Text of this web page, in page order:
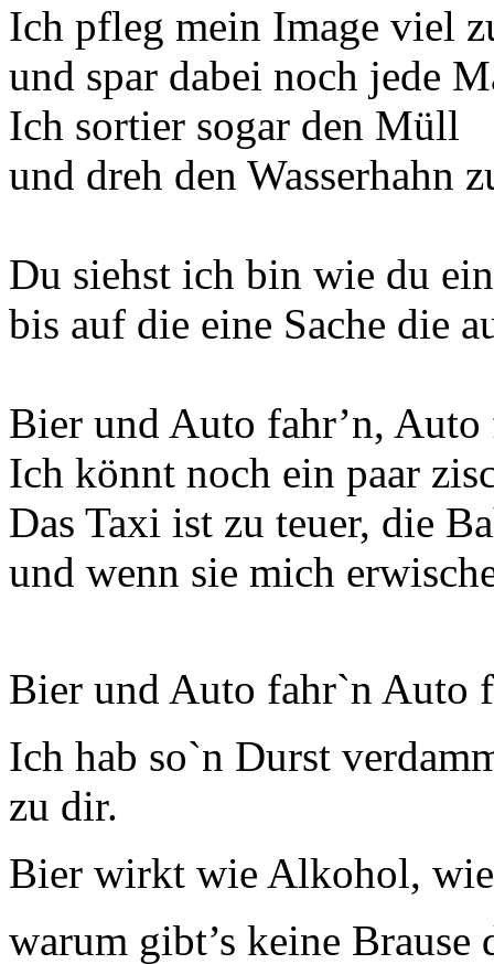
Ich pfleg mein Image viel
und spar dabei noch jede
Ich sortier sogar den Müll
und dreh den Wasserhahn
Du siehst ich bin wie du
bis auf die eine Sache die
Bier und Auto fahr’n, Auto
Ich könnt noch ein paar
Das Taxi ist zu teuer, die
und wenn sie mich
Bier und Auto fahr`n Auto
Ich hab so`n Durst
zu dir.
Bier wirkt wie Alkohol, wie
warum gibt’s keine